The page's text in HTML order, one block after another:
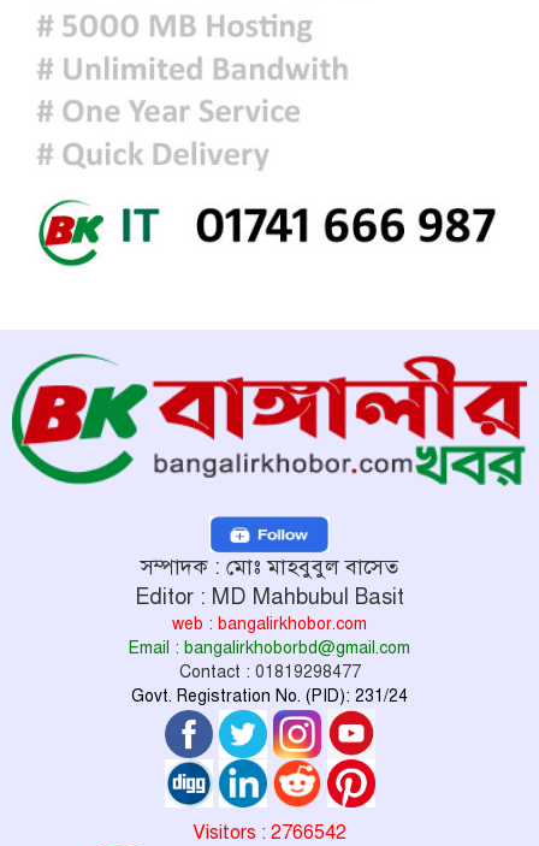
প্রধানমন্ত্রীকে বরণে প্রস্তুত চট্টগ্রাম,
নেতাকর্মীরা উজ্জীবিত
সম্পাদক : মোঃ মাহবুবুল বাসেত
Editor : MD Mahbubul Basit
web : bangalirkhobor.com
Email : bangalirkhoborbd@gmail.com
Contact : 01819298477
Govt. Registration No. (PID): 231/24
Visitors : 2766542